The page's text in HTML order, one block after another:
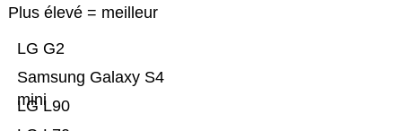
Plus élevé = meilleur
LG L90
Samsung Galaxy S4
mini
LG G2